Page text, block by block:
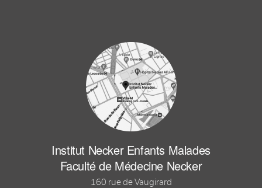
Institut Necker Enfants Malades
Faculté de Médecine Necker
160 rue de Vaugirard